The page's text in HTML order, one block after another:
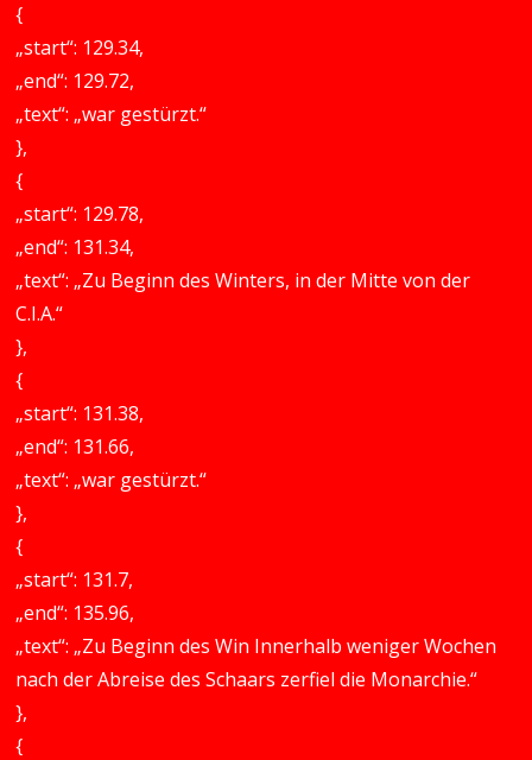
{
„start“: 129.34,
„end“: 129.72,
„text“: „war gestürzt.“
},
{
„start“: 129.78,
„end“: 131.34,
„text“: „Zu Beginn des Winters, in der Mitte von der
C.I.A.“
},
{
„start“: 131.38,
„end“: 131.66,
„text“: „war gestürzt.“
},
{
„start“: 131.7,
„end“: 135.96,
„text“: „Zu Beginn des Win Innerhalb weniger Wochen
nach der Abreise des Schaars zerfiel die Monarchie.“
},
{